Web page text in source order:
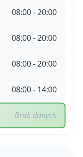
08:00 - 20:00
08:00 - 20:00
08:00 - 20:00
08:00 - 14:00
Brak danych